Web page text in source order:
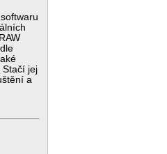
. Stačí jej
a